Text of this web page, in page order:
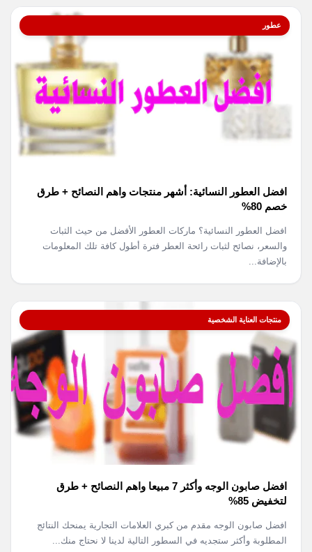
عطور
افضل العطور النسائية: أشهر منتجات واهم النصائح + طرق
خصم 80%
افضل العطور النسائية؟ ماركات العطور الأفضل من حيث الثبات
والسعر، نصائح لثبات رائحة العطر فترة أطول كافة تلك المعلومات
بالإضافة...
منتجات العناية الشخصية
افضل صابون الوجه وأكثر 7 مبيعا واهم النصائح + طرق
لتخفيض 85%
افضل صابون الوجه مقدم من كبري العلامات التجارية يمنحك النتائج
المطلوبة وأكثر ستجديه في السطور التالية لدينا لا نحتاج منك...